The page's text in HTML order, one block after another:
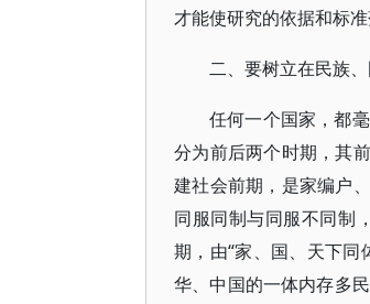
才能使研究的依据和标准
二、要树立在民族
任何一个国家，都
分为前后两个时期，其
建社会前期，是家编户
同服同制与同服不同制
期，由“家、国、天下同
华、中国的一体内存多